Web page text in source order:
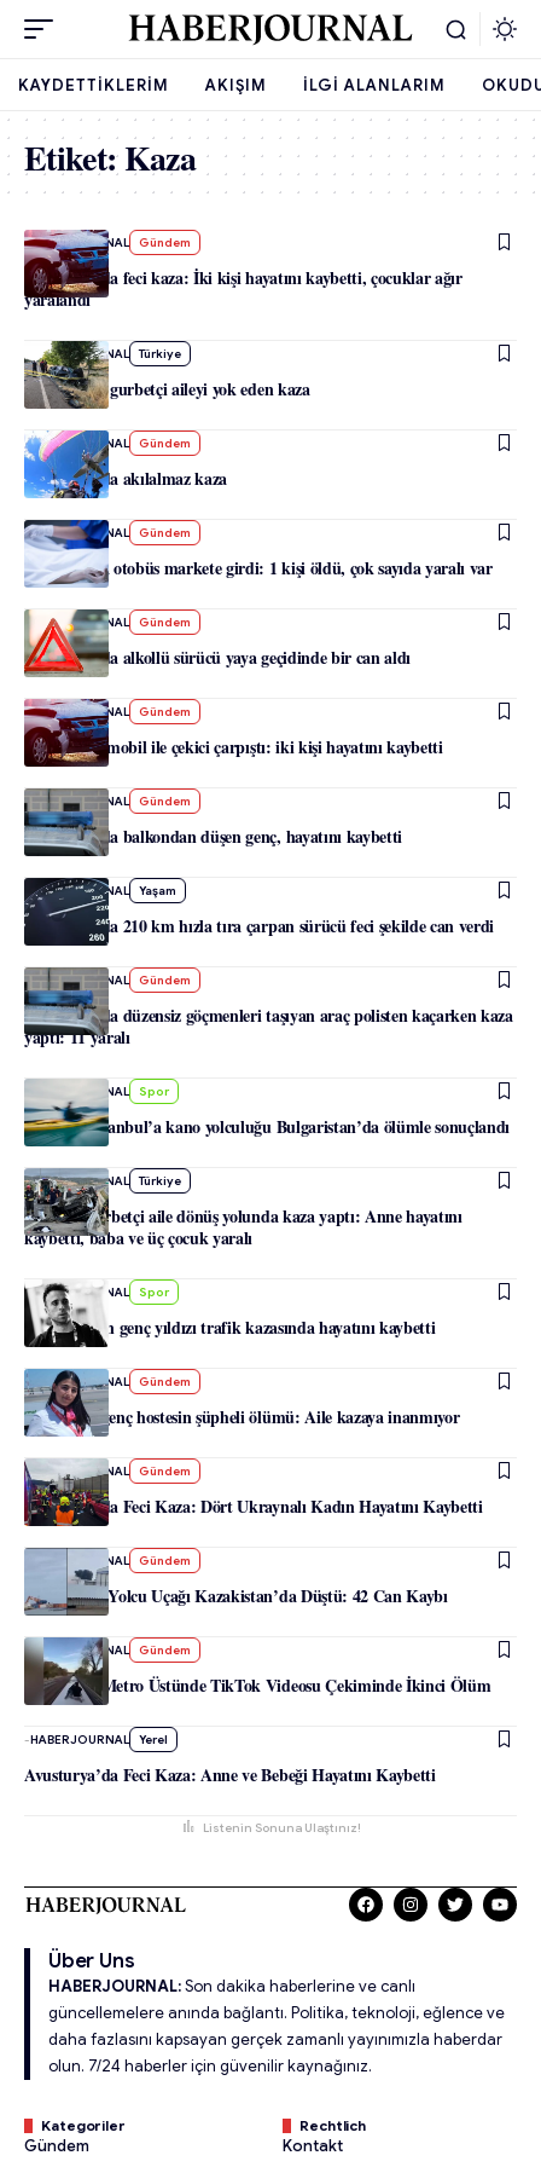
KAYDETTIKLERIM AKIŞIM İLGI ALANLARIM
Etiket:Kaza
-HABERJOURNAL Gündem
Avusturya’da feci kaza: İki kişi hayatını kaybetti, çocuklar ağır
yaralandı
HABERJOURNAL Türkiye
Nevşehir’de gurbetçi aileyi yok eden kaza
-HABERJOURNAL Gündem
Avusturya’da akılalmaz kaza
-HABERJOURNAL Gündem
Salzburg’da otobüs markete girdi: 1 kişi öldü, çok sayıda yaralı var
HABERJOURNAL Gündem
Avusturya’da alkollü sürücü yaya geçidinde bir can aldı
-HABERJOURNAL Gündem
Tirol’de otomobil ile çekici çarpıştı: iki kişi hayatını kaybetti
- HABERJOURNAL Gündem
Avusturya’da balkondan düşen genç, hayatını kaybetti
HABERJOURNAL Yaşam
Avusturya’da 210 km hızla tıra çarpan sürücü feci şekilde can verdi
- HABERJOURNAL Gündem
Avusturya’da düzensiz göçmenleri taşıyan araç polisten kaçarken kaza
yaptı: 11 yaralı
HABERJOURNAL Spor
Linz’den İstanbul’a kano yolculuğu Bulgaristan’da ölümle sonuçlandı
-HABERJOURNAL Türkiye
Viyanalı gurbetçi aile dönüş yolunda kaza yaptı: Anne hayatını
kaybetti, baba ve üç çocuk yaralı
-HABERJOURNAL Spor
Liverpool’un genç yıldızı trafik kazasında hayatını kaybetti
- HABERJOURNAL Gündem
Viyana’da genç hostesin şüpheli ölümü: Aile kazaya inanmıyor
-HABERJOURNAL Gündem
Avusturya’da Feci Kaza: Dört Ukraynalı Kadın Hayatını Kaybetti
HABERJOURNAL Gündem
Azerbaycan Yolcu Uçağı Kazakistan’da Düştü: 42 Can Kaybı
-HABERJOURNAL Gündem
Viyana’da Metro Üstünde TikTok Videosu Çekiminde İkinci Ölüm
-HABERJOURNAL Yerel
Avusturya’da Feci Kaza: Anne ve Bebeği Hayatını Kaybetti
Listenin Sonuna Ulaştınız!
Über Uns
HABERJOURNAL:Son dakika haberlerine ve canlı
güncellemelere anında bağlantı. Politika, teknoloji, eğlence ve
daha fazlasını kapsayan gerçek zamanlı yayınımızla haberdar
olun. 7/24 haberler için güvenilir kaynağınız.
Kategoriler
Gündem
Rechtlich
Kontakt